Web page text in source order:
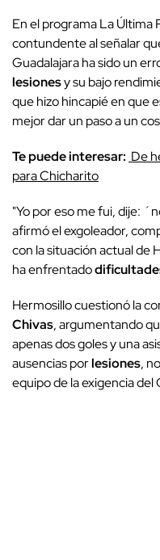
En el programa La Última
contundente al señalar
Guadalajara ha sido un
lesionesy su bajo
que hizo hincapié en que
mejor dar un paso a un
Te puede interesar: De
para Chicharito
"Yo por eso me fui, dije:
afirmó el exgoleador,
con la situación actual de
ha enfrentado
Hermosillo cuestionó la
Chivas, argumentando
apenas dos goles y una
ausencias porlesiones,
equipo de la exigencia del